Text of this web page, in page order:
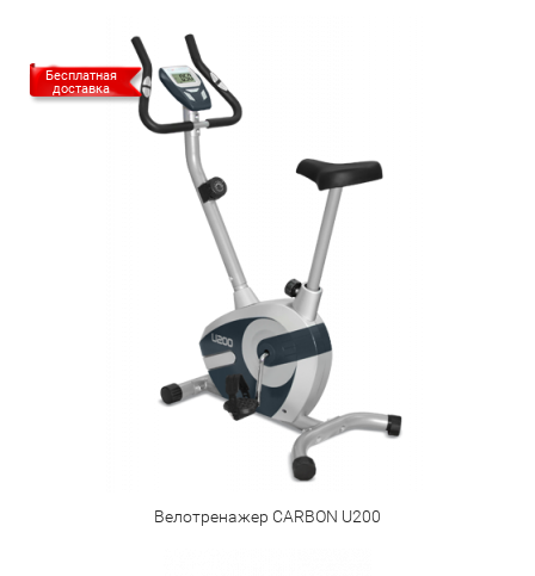
Бесплатная
доставка
Велотренажер CARBON U200